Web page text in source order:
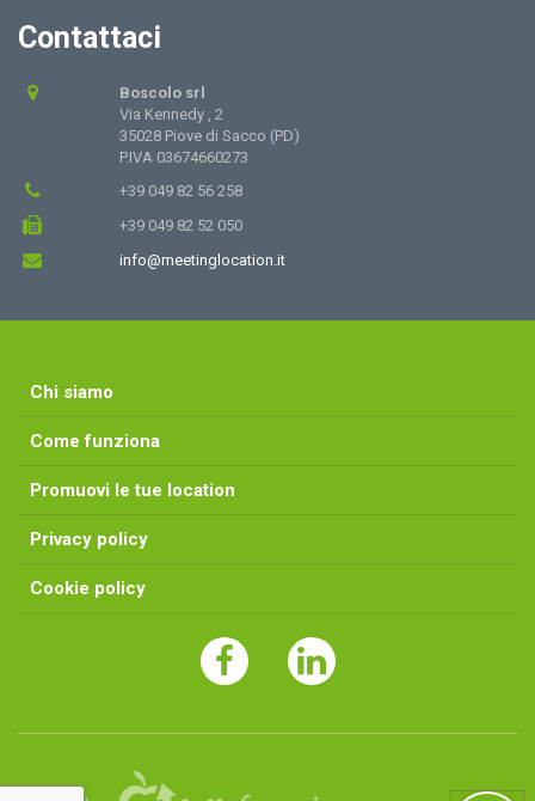
Contattaci
Boscolo srl
Via Kennedy , 2
35028 Piove di Sacco (PD)
P.IVA 03674660273
+39 049 82 56 258
+39 049 82 52 050
info@meetinglocation.it
Chi siamo
Come funziona
Promuovi le tue location
Privacy policy
Cookie policy